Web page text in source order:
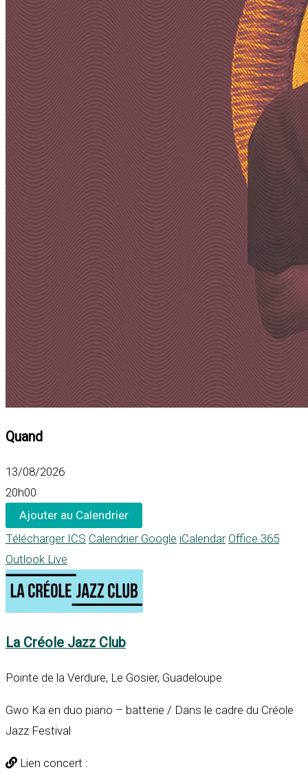
Quand
13/08/2026
20h00
Ajouter au Calendrier
Télécharger ICS Calendrier Google iCalendar Office 365
Outlook Live
La Créole Jazz Club
Pointe de la Verdure, Le Gosier, Guadeloupe
Gwo Ka en duo piano – batterie / Dans le cadre du Créole
Jazz Festival
Lien concert :